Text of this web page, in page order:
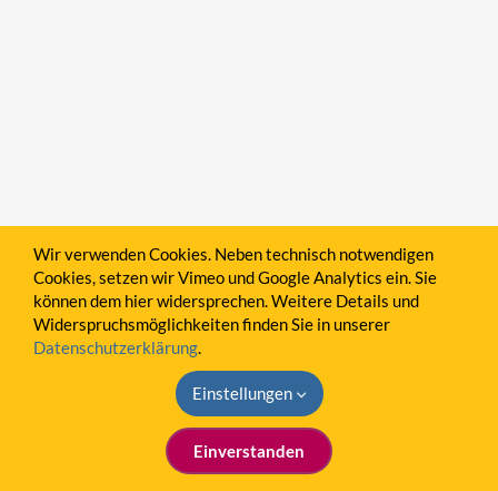
Wir verwenden Cookies. Neben technisch notwendigen
Cookies, setzen wir Vimeo und Google Analytics ein. Sie
können dem hier widersprechen. Weitere Details und
Widerspruchsmöglichkeiten finden Sie in unserer
Datenschutzerklärung.
Einstellungen
Einverstanden